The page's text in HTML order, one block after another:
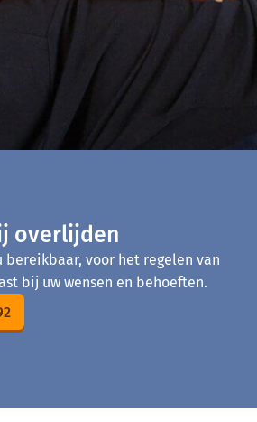
overlijden
bereikbaar, voor het regelen van
bij uw wensen en behoeften.